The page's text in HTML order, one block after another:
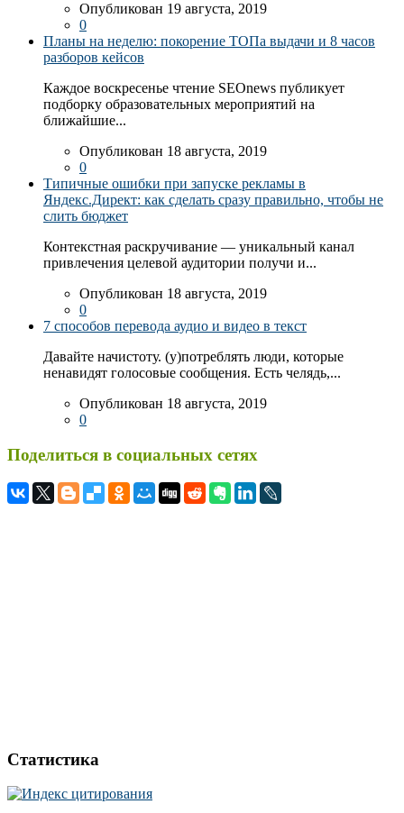
Опубликован 19 августа, 2019
0
Планы на неделю: покорение ТОПа выдачи и 8 часов
разборов кейсов
Каждое воскресенье чтение SEOnews публикует
подборку образовательных мероприятий на
ближайшие...
Опубликован 18 августа, 2019
0
Типичные ошибки при запуске рекламы в
Яндекс.Директ: как сделать сразу правильно, чтобы не
слить бюджет
Контекстная раскручивание — уникальный канал
привлечения целевой аудитории получи и...
Опубликован 18 августа, 2019
0
7 способов перевода аудио и видео в текст
Давайте начистоту. (у)потреблять люди, которые
ненавидят голосовые сообщения. Есть челядь,...
Опубликован 18 августа, 2019
0
Поделиться в социальных сетях
Статистика